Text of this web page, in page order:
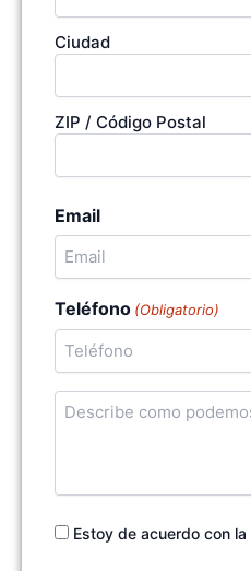
empresa
Ciudad
ZIP / Código Postal
Email
Teléfono (Obligatorio)
Cuentanos
en
ayudarte
Consentimiento
Estoy de acuerdo con la